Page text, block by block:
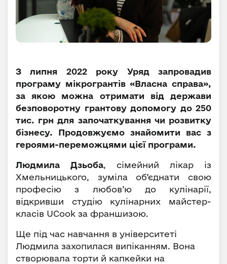
З липня 2022 року Уряд запровадив
програму мікрогрантів «Власна справа»,
за якою можна отримати від держави
безповоротну грантову допомогу до 250
тис. грн для започаткування чи розвитку
бізнесу. Продовжуємо знайомити вас з
героями-переможцями цієї програми.
Людмила Дзьоба, сімейний лікар із
Хмельницького, зуміла об’єднати свою
професію з любов’ю до кулінарії,
відкривши студію кулінарних майстер-
класів UCook за франшизою.
Ще під час навчання в університеті
Людмила захопилася випіканням. Вона
створювала торти й капкейки на